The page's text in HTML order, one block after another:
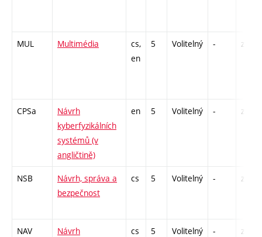
MUL Multimédia
cs,
en
5 Volitelný - zk
CPSa
Návrh
kyberfyzikálních
systémů (v
angličtině)
en 5 Volitelný - zk
NSB
Návrh, správa a
bezpečnost
cs 5 Volitelný - zá,zk
NAV
Návrh
cs 5 Volitelný - zk